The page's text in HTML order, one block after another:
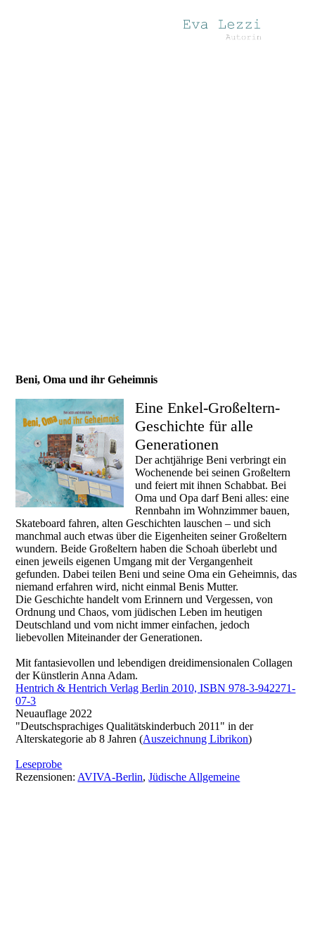
Beni, Oma und ihr Geheimnis
Eine Enkel-Großeltern-
Geschichte für alle
Generationen
Der achtjährige Beni verbringt ein
Wochenende bei seinen Großeltern
und feiert mit ihnen Schabbat. Bei
Oma und Opa darf Beni alles: eine
Rennbahn im Wohnzimmer bauen,
Skateboard fahren, alten Geschichten lauschen – und sich
manchmal auch etwas über die Eigenheiten seiner Großeltern
wundern. Beide Großeltern haben die Schoah überlebt und
einen jeweils eigenen Umgang mit der Vergangenheit
gefunden. Dabei teilen Beni und seine Oma ein Geheimnis, das
niemand erfahren wird, nicht einmal Benis Mutter.
Die Geschichte handelt vom Erinnern und Vergessen, von
Ordnung und Chaos, vom jüdischen Leben im heutigen
Deutschland und vom nicht immer einfachen, jedoch
liebevollen Miteinander der Generationen.
Mit fantasievollen und lebendigen dreidimensionalen Collagen
der Künstlerin Anna Adam.
Hentrich & Hentrich Verlag Berlin 2010, ISBN 978-3-942271-
07-3
Neuauflage 2022
"Deutschsprachiges Qualitätskinderbuch 2011" in der
Alterskategorie ab 8 Jahren (Auszeichnung Librikon)
Leseprobe
Rezensionen: AVIVA-Berlin,Jüdische Allgemeine